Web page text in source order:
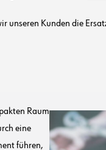
unseren Kunden die
Raum
eine
führen,